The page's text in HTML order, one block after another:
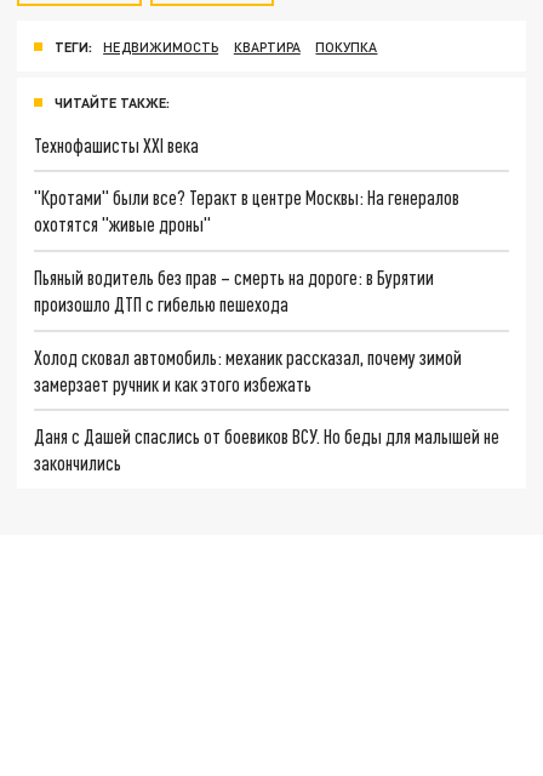
ТЕГИ: НЕДВИЖИМОСТЬ КВАРТИРА ПОКУПКА
ЧИТАЙТЕ ТАКЖЕ:
Технофашисты XXI века
"Кротами" были все? Теракт в центре Москвы: На генералов
охотятся "живые дроны"
Пьяный водитель без прав – смерть на дороге: в Бурятии
произошло ДТП с гибелью пешехода
Холод сковал автомобиль: механик рассказал, почему зимой
замерзает ручник и как этого избежать
Даня с Дашей спаслись от боевиков ВСУ. Но беды для малышей не
закончились